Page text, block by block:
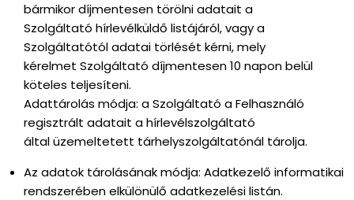
bármikor díjmentesen törölni adatait a
Szolgáltató hírlevélküldő listájáról, vagy a
Szolgáltatótól adatai törlését kérni, mely
kérelmet Szolgáltató díjmentesen 10 napon belül
köteles teljesíteni.
Adattárolás módja: a Szolgáltató a Felhasználó
regisztrált adatait a hírlevélszolgáltató
által üzemeltetett tárhelyszolgáltatónál tárolja.
Az adatok tárolásának módja: Adatkezelő informatikai
rendszerében elkülönülő adatkezelési listán.